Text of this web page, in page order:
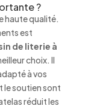
?
haute qualité.
est
de literie à
choix. Il
à vos
le soutien sont
réduit les